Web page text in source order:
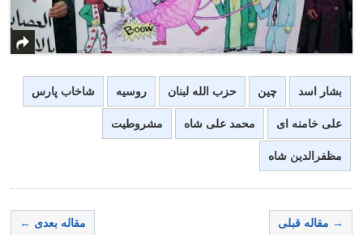
بشار اسد چین حزب الله لبنان روسیه شاخاب پارس
علی خامنه ای محمد علی شاه مشروطیت
مظفرالدین شاه
→ مقاله قبلی مقاله بعدی ←